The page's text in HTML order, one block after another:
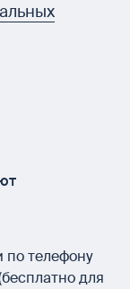
телефону
для